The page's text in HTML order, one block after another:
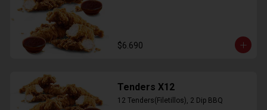
$6.690
Tenders X12
12 Tenders(Filetillos), 2 Dip BBQ